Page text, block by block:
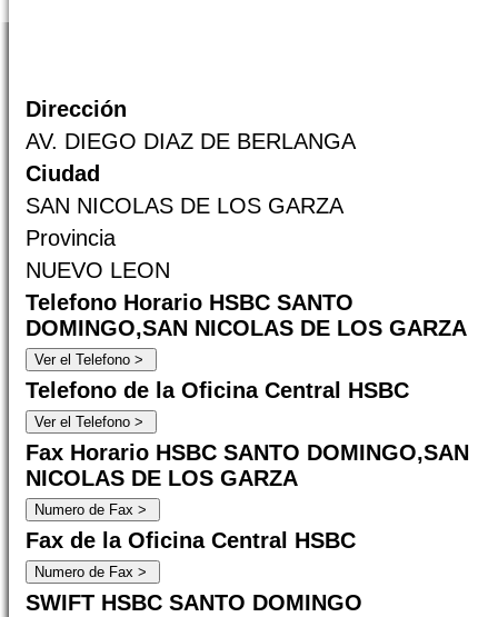
Dirección
AV. DIEGO DIAZ DE BERLANGA
Ciudad
SAN NICOLAS DE LOS GARZA
Provincia
NUEVO LEON
Telefono Horario HSBC SANTO
DOMINGO,SAN NICOLAS DE LOS GARZA
Telefono de la Oficina Central HSBC
Fax Horario HSBC SANTO DOMINGO,SAN
NICOLAS DE LOS GARZA
Fax de la Oficina Central HSBC
SWIFT HSBC SANTO DOMINGO